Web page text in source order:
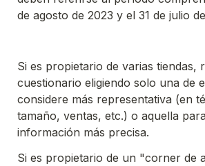
de agosto de 2023 y el 31 de julio
Si es propietario de varias tiendas,
cuestionario eligiendo solo una de
considere más representativa (en
tamaño, ventas, etc.) o aquella
información más precisa.
Si es propietario de un "corner de